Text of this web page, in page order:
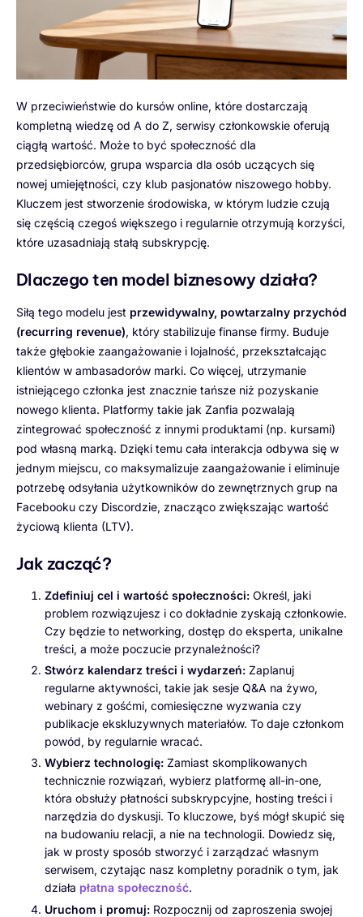
W przeciwieństwie do kursów online, które dostarczają
kompletną wiedzę od A do Z, serwisy członkowskie oferują
ciągłą wartość. Może to być społeczność dla
przedsiębiorców, grupa wsparcia dla osób uczących się
nowej umiejętności, czy klub pasjonatów niszowego hobby.
Kluczem jest stworzenie środowiska, w którym ludzie czują
się częścią czegoś większego i regularnie otrzymują korzyści,
które uzasadniają stałą subskrypcję.
Dlaczego ten model biznesowy działa?
Siłą tego modelu jest przewidywalny, powtarzalny przychód
(recurring revenue), który stabilizuje finanse firmy. Buduje
także głębokie zaangażowanie i lojalność, przekształcając
klientów w ambasadorów marki. Co więcej, utrzymanie
istniejącego członka jest znacznie tańsze niż pozyskanie
nowego klienta. Platformy takie jak Zanfia pozwalają
zintegrować społeczność z innymi produktami (np. kursami)
pod własną marką. Dzięki temu cała interakcja odbywa się w
jednym miejscu, co maksymalizuje zaangażowanie i eliminuje
potrzebę odsyłania użytkowników do zewnętrznych grup na
Facebooku czy Discordzie, znacząco zwiększając wartość
życiową klienta (LTV).
Jak zacząć?
Zdefiniuj cel i wartość społeczności: Określ, jaki
problem rozwiązujesz i co dokładnie zyskają członkowie.
Czy będzie to networking, dostęp do eksperta, unikalne
treści, a może poczucie przynależności?
Stwórz kalendarz treści i wydarzeń: Zaplanuj
regularne aktywności, takie jak sesje Q&A na żywo,
webinary z gośćmi, comiesięczne wyzwania czy
publikacje ekskluzywnych materiałów. To daje członkom
powód, by regularnie wracać.
Wybierz technologię: Zamiast skomplikowanych
technicznie rozwiązań, wybierz platformę all-in-one,
która obsłuży płatności subskrypcyjne, hosting treści i
narzędzia do dyskusji. To kluczowe, byś mógł skupić się
na budowaniu relacji, a nie na technologii. Dowiedz się,
jak w prosty sposób stworzyć i zarządzać własnym
serwisem, czytając nasz kompletny poradnik o tym, jak
działa płatna społeczność.
Uruchom i promuj: Rozpocznij od zaproszenia swojej